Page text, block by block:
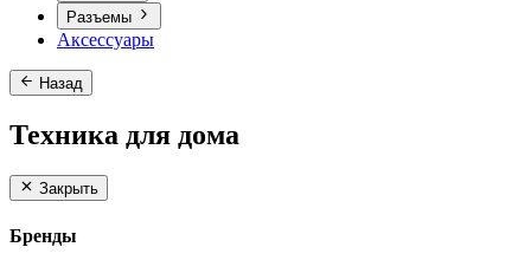
Разъемы
Аксессуары
Назад
Техника для дома
Закрыть
Бренды